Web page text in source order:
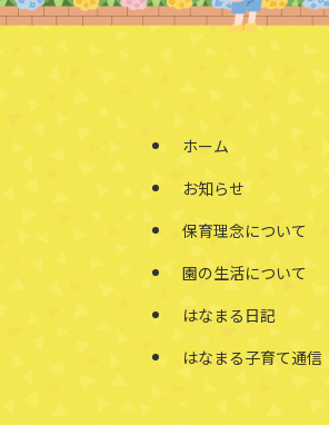
ホーム
お知らせ
保育理念について
園の生活について
はなまる日記
はなまる子育て通信